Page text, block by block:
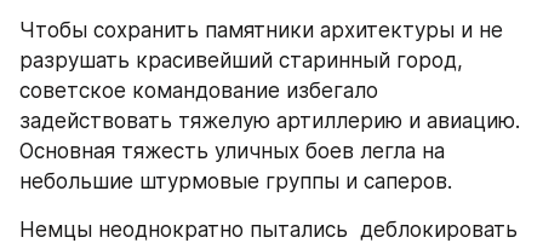
Чтобы сохранить памятники архитектуры и не
разрушать красивейший старинный город,
советское командование избегало
задействовать тяжелую артиллерию и авиацию.
Основная тяжесть уличных боев легла на
небольшие штурмовые группы и саперов.
Немцы неоднократно пытались  деблокировать